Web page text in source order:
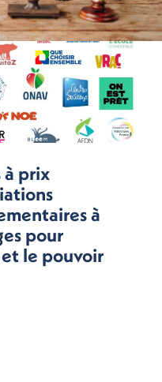
à prix
à
pour
le pouvoir